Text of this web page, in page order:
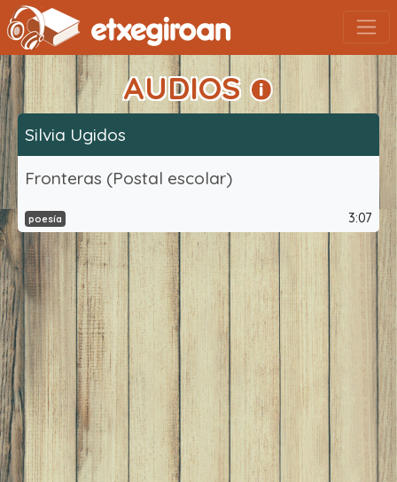
AUDIOS
Silvia Ugidos
Fronteras (Postal escolar)
poesía 3:07